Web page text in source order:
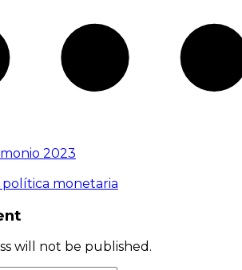
2023
will not be published.